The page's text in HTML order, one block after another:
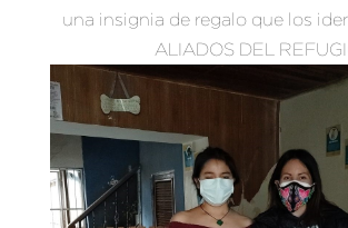
una insignia de regalo que los
ALIADOS DEL